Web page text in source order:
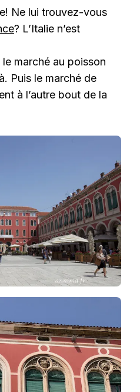
Ne lui trouvez-vous
? L’Italie n’est
marché au poisson
Puis le marché de
à l’autre bout de la